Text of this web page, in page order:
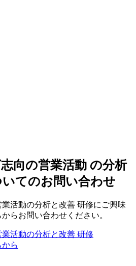
向の営業活動 の分析
てのお問い合わせ
活動の分析と改善 研修にご興味
らお問い合わせください。
活動の分析と改善 研修
ら